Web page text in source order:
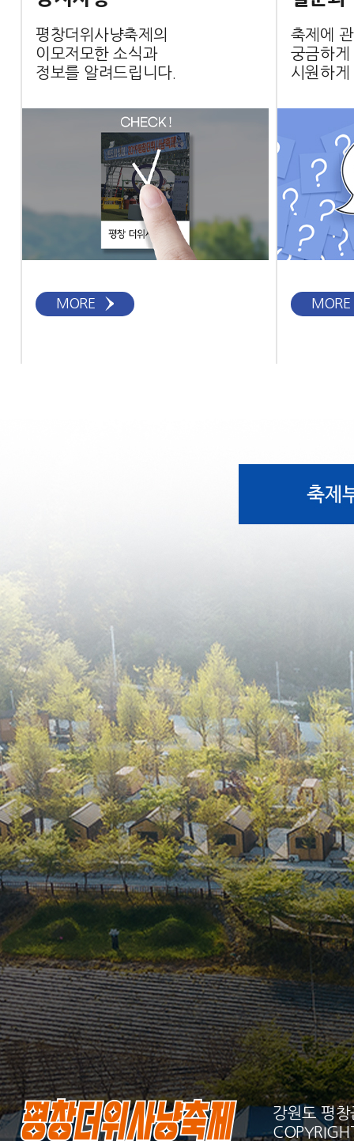
평창더위사냥축제의
이모저모한 소식과
정보를 알려드립니다.
MORE
축제에
궁금하게
시원하게
MORE
강원도 평